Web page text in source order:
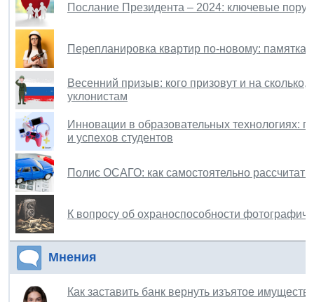
Послание Президента – 2024: ключевые
Перепланировка квартир по-новому: памятка
Весенний призыв: кого призовут и на сколько,
уклонистам
Инновации в образовательных технологиях:
и успехов студентов
Полис ОСАГО: как самостоятельно рассчитать
К вопросу об охраноспособности
Мнения
Как заставить банк вернуть изъятое